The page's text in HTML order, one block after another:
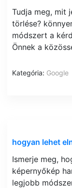
Tudja meg, mit
törlése?
módszert a
Önnek a
Kategória: Google
hogyan lehet
Ismerje meg,
képernyőkép
legjobb